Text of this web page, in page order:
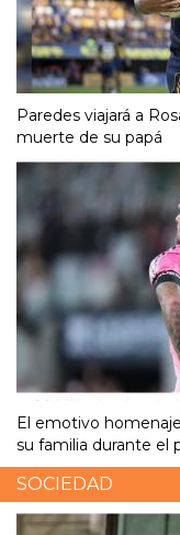
Paredes viajará a
muerte de su papá
El emotivo
su familia durante el
SOCIEDAD